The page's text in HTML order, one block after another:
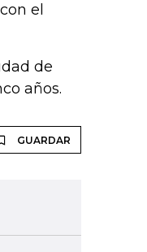
el
de
años.
GUARDAR